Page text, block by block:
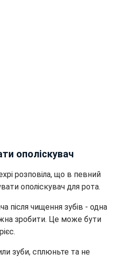
ополіскувач
розповіла, що в певний
ополіскувач для рота.
після чищення зубів - одна
зробити. Це може бути
зуби, сплюньте та не